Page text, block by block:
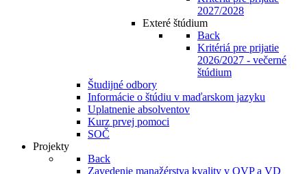
2027/2028
Exteré štúdium
Back
Kritériá pre prijatie
2026/2027 - večerné
štúdium
Študijné odbory
Informácie o štúdiu v maďarskom jazyku
Uplatnenie absolventov
Kurz prvej pomoci
SOČ
Projekty
Back
Zavedenie manažérstva kvality v OVP a VD